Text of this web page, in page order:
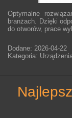
Optymalne
branżach. Dzięki
do otworów, prace
Dodane: 2026-04-22
Kategoria:
najlepsze miejsca na meble w